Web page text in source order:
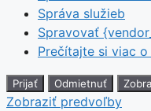
Správa služieb
Spravovať
Prečítajte si viac
Prijať Odmietnuť
Zobraziť predvoľby